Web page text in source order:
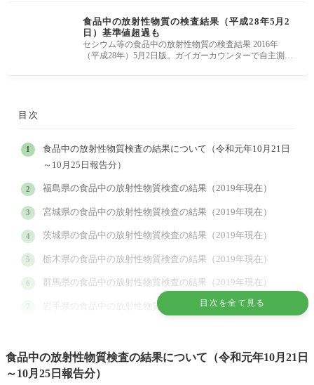
食品中の放射性物質の検査結果（平成28年5月2
日）基準値超過も
セシウム等の食品中の放射性物質の検査結果 2016年
（平成28年）5月2日版。ガイガーカウンターで自主測定
目次
目次を全て見る
食品中の放射性物質検査の結果について（令和元年10月21日
～10月25日報告分）
福島県の食品中の放射性物質検査の結果（2019年現在）
宮城県の食品中の放射性物質検査の結果（2019年現在）
茨城県の食品中の放射性物質検査の結果（2019年現在）
栃木県の食品中の放射性物質検査の結果（2019年現在）
群馬県の食品中の放射性物質検査の結果（2019年現在）
岩手県の食品中の放射性物質検査の結果（2019年現在）
新潟県の食品中の放射性物質検査の結果（2019年現在）
山形県の食品中の放射性物質検査の結果（2019年現在）
食品中の放射性物質検査の結果について（令和元年10月21日
～10月25日報告分）